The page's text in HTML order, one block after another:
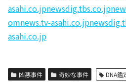
asahi.co.jpnewsdig.tbs.co.jp
omnews.tv-asahi.co.jp
asahi.co.jp
凶悪事件 奇妙な事件 DNA鑑